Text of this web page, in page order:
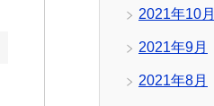
2021年10月
2021年9月
2021年8月